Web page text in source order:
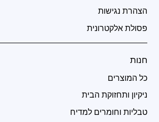
הצהרת נגישות
פסולת אלקטרונית
חנות
כל המוצרים
ניקיון ותחזוקת הבית
טבליות וחומרים למדיח